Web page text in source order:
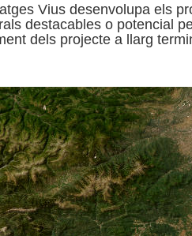
Vius desenvolupa els
destacables o potencial
dels projecte a llarg